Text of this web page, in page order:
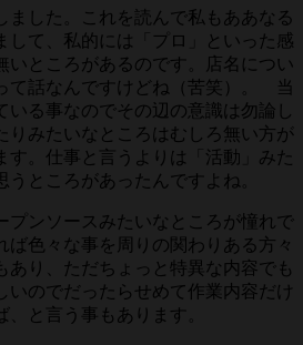
ました。これを読んで私もああなる
して、私的には「プロ」といった感
いところがあるのです。店名につい
て話なんですけどね（苦笑）。 当
いる事なのでその辺の意識は勿論し
りみたいなところはむしろ無い方が
す。仕事と言うよりは「活動」みた
ところがあったんですよね。
プンソースみたいなところが憧れで
ば色々な事を周りの関わりある方々
あり、ただちょっと特異な内容でも
いのでだったらせめて作業内容だけ
と言う事もあります。